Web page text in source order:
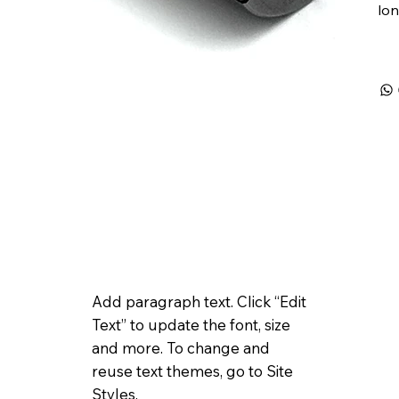
Add paragraph text. Click “Edit
Text” to update the font, size
and more. To change and
reuse text themes, go to Site
Styles.